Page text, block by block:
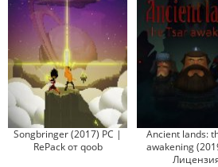
Songbringer (2017) PC |
RePack от qoob
Ancient lands:
awakening